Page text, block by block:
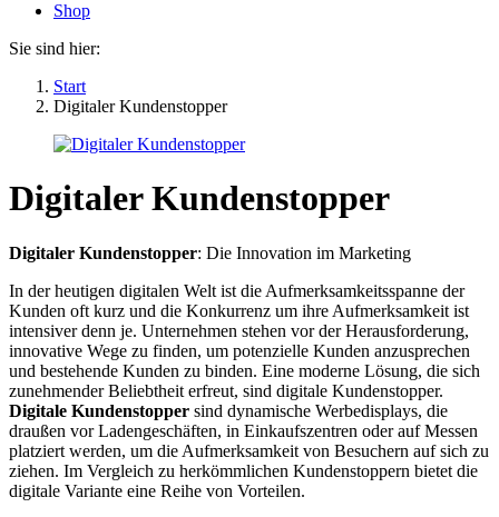
Shop
Sie sind hier:
Start
Digitaler Kundenstopper
Digitaler Kundenstopper
Digitaler Kundenstopper: Die Innovation im Marketing
In der heutigen digitalen Welt ist die Aufmerksamkeitsspanne der
Kunden oft kurz und die Konkurrenz um ihre Aufmerksamkeit ist
intensiver denn je. Unternehmen stehen vor der Herausforderung,
innovative Wege zu finden, um potenzielle Kunden anzusprechen
und bestehende Kunden zu binden. Eine moderne Lösung, die sich
zunehmender Beliebtheit erfreut, sind digitale Kundenstopper.
Digitale Kundenstopper sind dynamische Werbedisplays, die
draußen vor Ladengeschäften, in Einkaufszentren oder auf Messen
platziert werden, um die Aufmerksamkeit von Besuchern auf sich zu
ziehen. Im Vergleich zu herkömmlichen Kundenstoppern bietet die
digitale Variante eine Reihe von Vorteilen.